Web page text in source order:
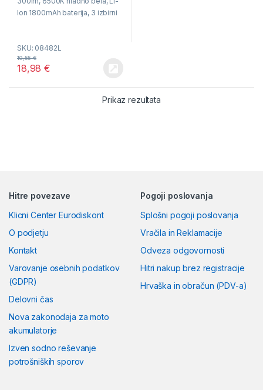
5
Ion 1800mAh baterija, 3 izbirni
SKU: 08482L
18,98€
19,55€
Prikaz rezultata
Hitre povezave
Klicni Center Eurodiskont
O podjetju
Kontakt
Varovanje osebnih podatkov
(GDPR)
Delovni čas
Nova zakonodaja za moto
akumulatorje
Izven sodno reševanje
potrošniških sporov
Pogoji poslovanja
Splošni pogoji poslovanja
Vračila in Reklamacije
Odveza odgovornosti
Hitri nakup brez registracije
Hrvaška in obračun (PDV-a)